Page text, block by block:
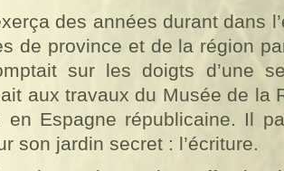
des années durant dans
de province et de la région
sur les doigts d’une
aux travaux du Musée de
en Espagne républicaine. Il
son jardin secret : l’écriture.